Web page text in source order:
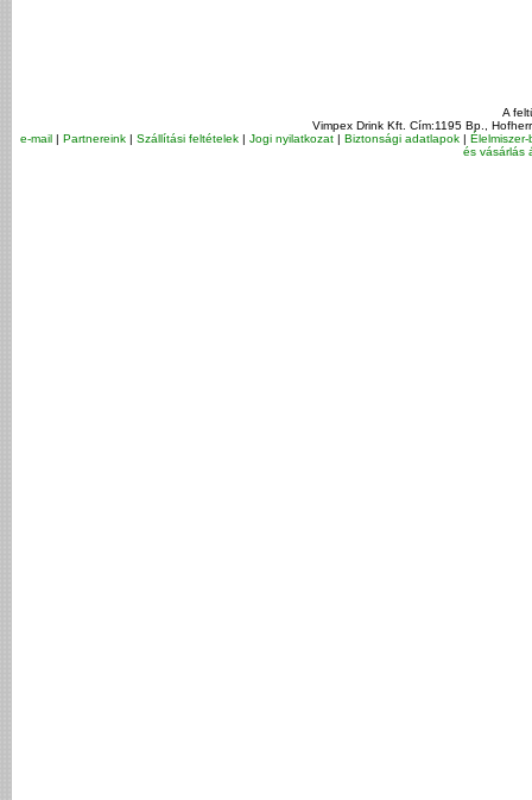
A
Vimpex Drink Kft. Cím:1195 Bp.,
e-mail| Partnereink| Szállítási feltételek| Jogi nyilatkozat| Biztonsági adatlapok|
és vásárlás